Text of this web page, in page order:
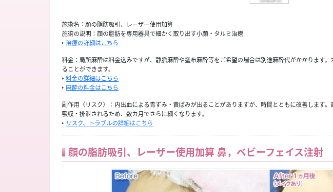
施術名：顔の脂肪吸引、レーザー使用加算
施術の説明：顔の脂肪を専用器具で細かく取り出す小顔・タルミ治療
治療の詳細はこちら
料金：局所麻酔は料金込みですが、静脈麻酔や塗布麻酔等をご希望の場合は別途麻酔代がかかります
ることができます。
料金の詳細はこちら
麻酔の料金はこちら
副作用（リスク）：内出血による青ずみ・黄ばみが出ることがありますが、時間とともに改善します
吸収・排泄されるため、数カ月でさらに細くなります。
リスク、トラブルの詳細はこちら
顔の脂肪吸引、レーザー使用加算 鼻，ベビーフェイス注射